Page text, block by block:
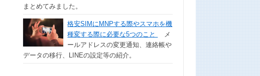
まとめてみました。
格安SIMにMNPする際やスマホを機
種変する際に必要な5つのこと
メ
ールアドレスの変更通知、連絡帳や
データの移行、LINEの設定等の紹介。